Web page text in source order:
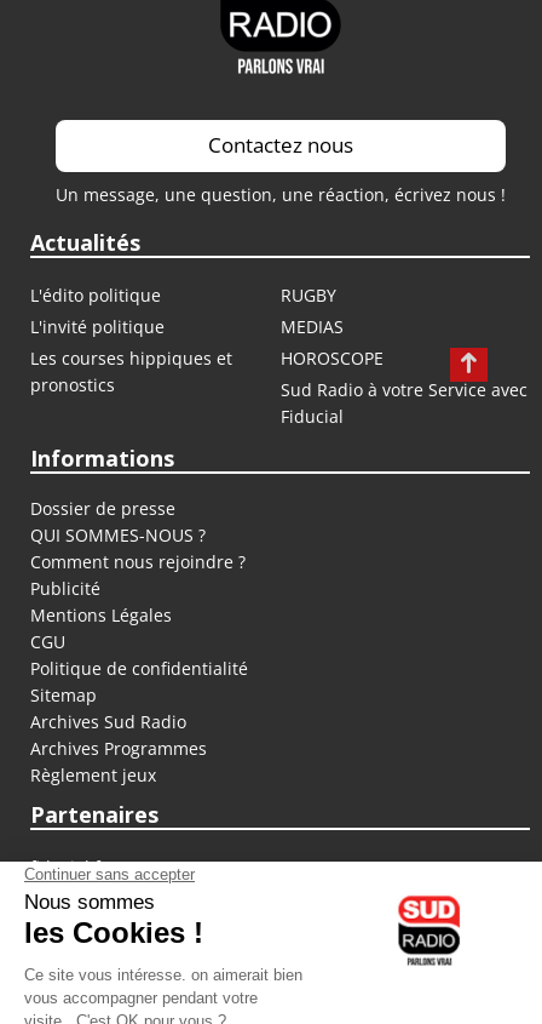
Contactez nous
Un message, une question, une réaction, écrivez nous !
Actualités
L'édito politique
RUGBY
L'invité politique
MEDIAS
Les courses hippiques et
pronostics
HOROSCOPE
Sud Radio à votre Service avec
Fiducial
Informations
Dossier de presse
QUI SOMMES-NOUS ?
Comment nous rejoindre ?
Publicité
Mentions Légales
CGU
Politique de confidentialité
Sitemap
Archives Sud Radio
Archives Programmes
Règlement jeux
Partenaires
fiducial.fr
lyoncapitale.fr
olympique-et-lyonnais.com
L'application Iphone / Android